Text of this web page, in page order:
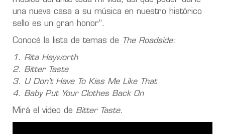
una nueva casa a su música en nuestro histórico
sello es un gran honor”.
Conocé la lista de temas de The Roadside:
1. Rita Hayworth
2. Bitter Taste
3. U Don’t Have To Kiss Me Like That
4. Baby Put Your Clothes Back On
Mirá el video de Bitter Taste.